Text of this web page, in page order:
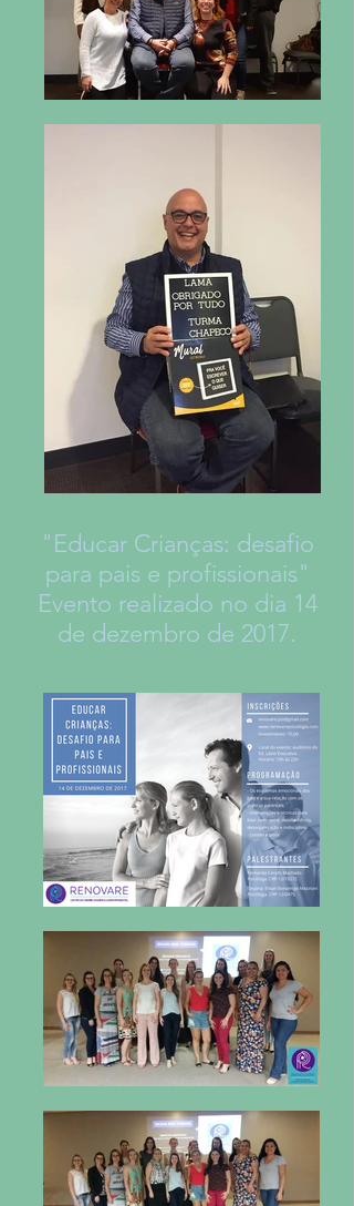
"Educar Crianças: desafio
para pais e profissionais"
Evento realizado no dia 14
de dezembro de 2017.